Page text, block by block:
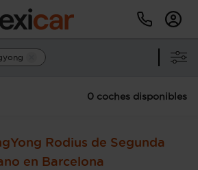
0 coches disponibles
Rodius de Segunda
en Barcelona